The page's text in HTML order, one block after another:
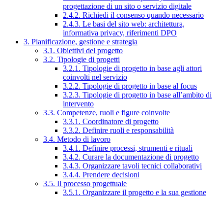
progettazione di un sito o servizio digitale
2.4.2. Richiedi il consenso quando necessario
2.4.3. Le basi del sito web: architettura,
informativa privacy, riferimenti DPO
3. Pianificazione, gestione e strategia
3.1. Obiettivi del progetto
3.2. Tipologie di progetti
3.2.1. Tipologie di progetto in base agli attori
coinvolti nel servizio
3.2.2. Tipologie di progetto in base al focus
3.2.3. Tipologie di progetto in base all’ambito di
intervento
3.3. Competenze, ruoli e figure coinvolte
3.3.1. Coordinatore di progetto
3.3.2. Definire ruoli e responsabilità
3.4. Metodo di lavoro
3.4.1. Definire processi, strumenti e rituali
3.4.2. Curare la documentazione di progetto
3.4.3. Organizzare tavoli tecnici collaborativi
3.4.4. Prendere decisioni
3.5. Il processo progettuale
3.5.1. Organizzare il progetto e la sua gestione